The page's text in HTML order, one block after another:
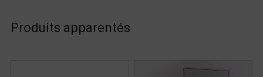
Produits apparentés